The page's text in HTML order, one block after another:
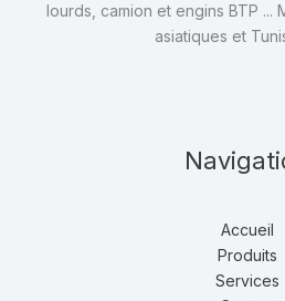
lourds, camion et engins BTP ...
asiatiques et
Accueil
Produits
Services